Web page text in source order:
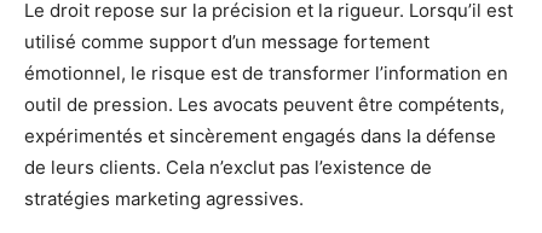
Le droit repose sur la précision et la rigueur. Lorsqu’il est
utilisé comme support d’un message fortement
émotionnel, le risque est de transformer l’information en
outil de pression. Les avocats peuvent être compétents,
expérimentés et sincèrement engagés dans la défense
de leurs clients. Cela n’exclut pas l’existence de
stratégies marketing agressives.